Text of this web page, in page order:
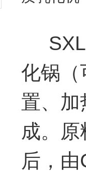
SXL
化锅（
置、加
成。
后，